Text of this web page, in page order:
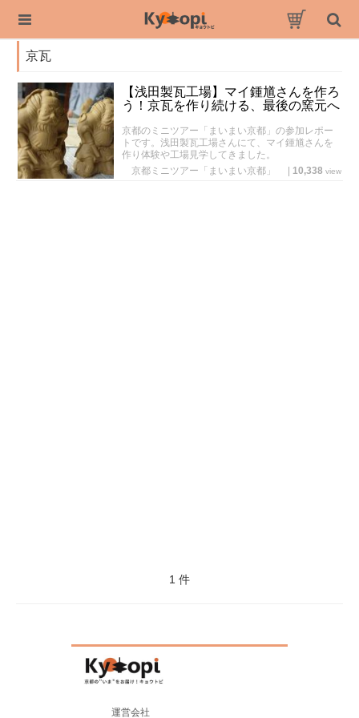
京瓦
【浅田製瓦工場】マイ鍾馗さんを作ろ
う！京瓦を作り続ける、最後の窯元へ
京都のミニツアー「まいまい京都」の参加レポー
トです。浅田製瓦工場さんにて、マイ鍾馗さんを
作り体験や工場見学してきました。
京都ミニツアー「まいまい京都」
10,338 view
1 件
運営会社